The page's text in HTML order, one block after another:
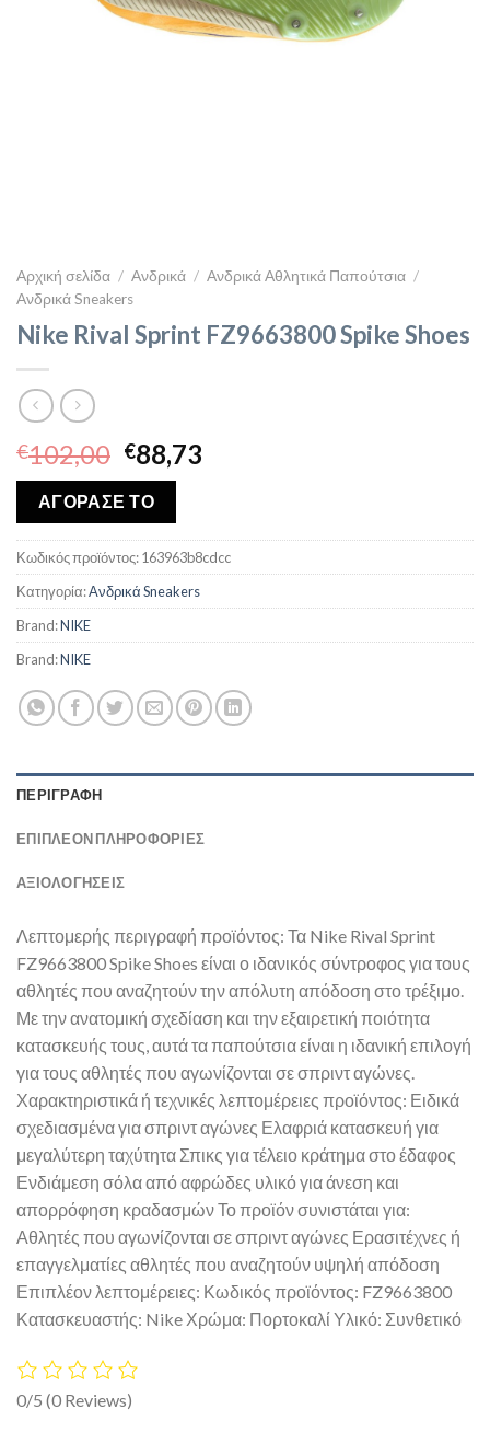
Αρχική σελίδα / Ανδρικά / Ανδρικά Αθλητικά Παπούτσια /
Ανδρικά Sneakers
Nike Rival Sprint FZ9663800 Spike Shoes
€102,00 Original
price
was:
€102,00.
€88,73
€88,73.
ΑΓΟΡΑΣΕ ΤΟ
Κωδικός προϊόντος:163963b8cdcc
Κατηγορία:Ανδρικά Sneakers
Brand:NIKE
Brand:NIKE
ΠΕΡΙΓΡΑΦΉ
ΕΠΙΠΛΈΟΝ ΠΛΗΡΟΦΟΡΊΕΣ
ΑΞΙΟΛΟΓΗΣΕΙΣ
Λεπτομερής περιγραφή προϊόντος: Τα Nike Rival Sprint
FZ9663800 Spike Shoes είναι ο ιδανικός σύντροφος για τους
αθλητές που αναζητούν την απόλυτη απόδοση στο τρέξιμο.
Με την ανατομική σχεδίαση και την εξαιρετική ποιότητα
κατασκευής τους, αυτά τα παπούτσια είναι η ιδανική επιλογή
για τους αθλητές που αγωνίζονται σε σπριντ αγώνες.
Χαρακτηριστικά ή τεχνικές λεπτομέρειες προϊόντος: Ειδικά
σχεδιασμένα για σπριντ αγώνες Ελαφριά κατασκευή για
μεγαλύτερη ταχύτητα Σπικς για τέλειο κράτημα στο έδαφος
Ενδιάμεση σόλα από αφρώδες υλικό για άνεση και
απορρόφηση κραδασμών Το προϊόν συνιστάται για:
Αθλητές που αγωνίζονται σε σπριντ αγώνες Ερασιτέχνες ή
επαγγελματίες αθλητές που αναζητούν υψηλή απόδοση
Επιπλέον λεπτομέρειες: Κωδικός προϊόντος: FZ9663800
Κατασκευαστής: Nike Χρώμα: Πορτοκαλί Υλικό: Συνθετικό
0/5 (0 Reviews)